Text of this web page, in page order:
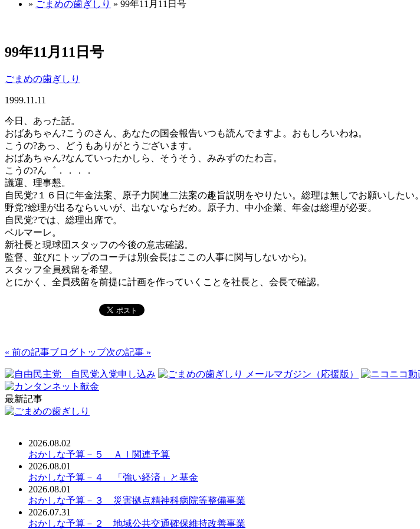
» ごまめの歯ぎしり » 99年11月11日号
99年11月11日号
ごまめの歯ぎしり
1999.11.11
今日、あった話。
おばあちゃん?こうのさん、あなたの国会報告いつも読んでますよ。おもしろいわね。
こうの?あっ、どうもありがとうございます。
おばあちゃん?なんていったかしら、そうそう、みみずのたわ言。
こうの?ん゛．．．．
議運、理事懇。
自民党?１６日に年金法案、原子力関連二法案の趣旨説明をやりたい。総理は無しでお願いしたい。
野党?総理が出るならいいが、出ないならだめ。原子力、中小企業、年金は総理が必要。
自民党?では、総理出席で。
ベルマーレ。
新社長と現球団スタッフの今後の意志確認。
監督、並びにトップのコーチは別(会長はここの人事に関与しないから)。
スタッフ全員残留を希望。
とにかく、全員残留を前提に計画を作っていくことを社長と、会長で確認。
« 前の記事ブログトップ次の記事 »
最新記事
2026.08.02
おかしな予算－５ ＡＩ関連予算
2026.08.01
おかしな予算－４ 「強い経済」と基金
2026.08.01
おかしな予算－３ 災害拠点精神科病院等整備事業
2026.07.31
おかしな予算－２ 地域公共交通確保維持改善事業